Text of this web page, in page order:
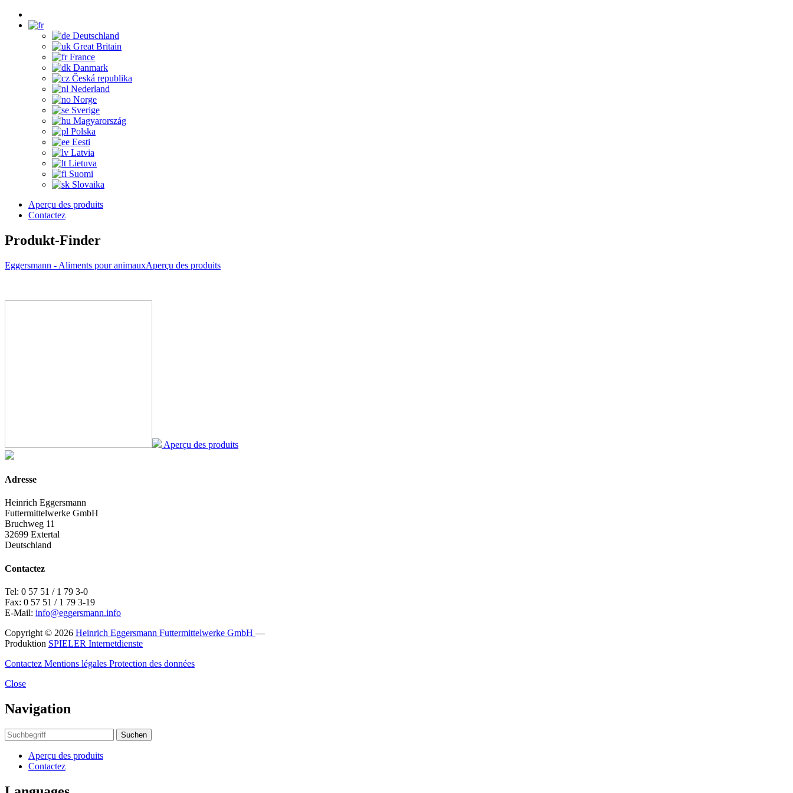
Deutschland
Great Britain
France
Danmark
Česká republika
Nederland
Norge
Sverige
Magyarország
Polska
Eesti
Latvia
Lietuva
Suomi
Slovaika
Aperçu des produits
Contactez
Produkt-Finder
Eggersmann - Aliments pour animauxAperçu des produits
Aperçu des produits
Adresse
Heinrich Eggersmann
Futtermittelwerke GmbH
Bruchweg 11
32699 Extertal
Deutschland
Contactez
Tel: 0 57 51 / 1 79 3-0
Fax: 0 57 51 / 1 79 3-19
E-Mail: info@eggersmann.info
Copyright © 2026 Heinrich Eggersmann Futtermittelwerke GmbH —
Produktion SPIELER Internetdienste
Contactez Mentions légales Protection des données
Close
Navigation
Suchen
Aperçu des produits
Contactez